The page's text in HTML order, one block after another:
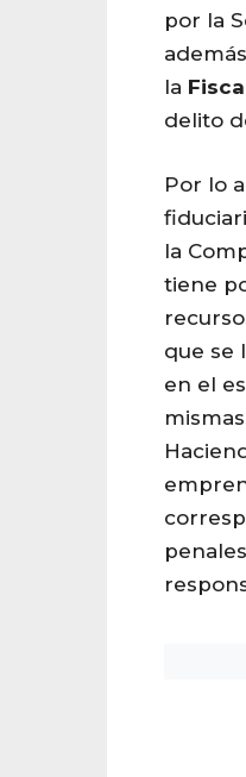
por la
la
delito
Por lo
la
tiene
que se
en el